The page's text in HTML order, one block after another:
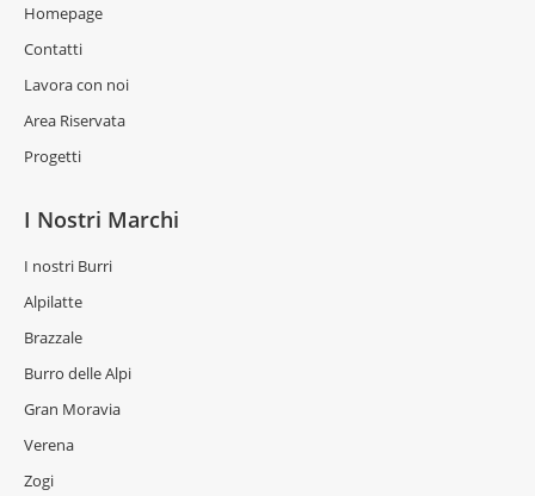
Homepage
Contatti
Lavora con noi
Area Riservata
Progetti
I Nostri Marchi
I nostri Burri
Alpilatte
Brazzale
Burro delle Alpi
Gran Moravia
Verena
Zogi